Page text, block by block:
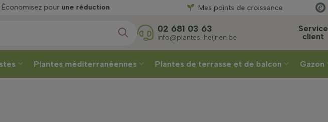
une réduction
une réduction
Mes points de croissance
Service
client
02 681 03 63
info@plantes-heijnen.be
Plantes méditerranéennes Plantes de terrasse et de balcon Gazon